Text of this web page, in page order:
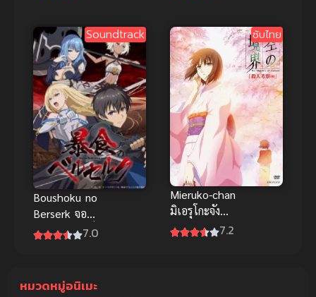
ไทยดูฟรีจ้า
ล้ำ
Soundtrack
Boushoku no
Berserk จอม
ตะกละดาบคลั่ง
7.0
ซับไทย
Mieruko-chan
มิเอรุโกะจัง
ใครว่าหนูเห็น
7.2
หมวดหมู่อนิเมะ